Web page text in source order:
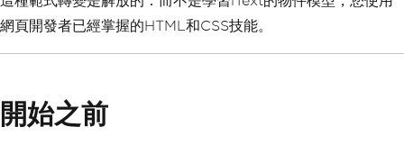
網頁開發者已經掌握的HTML和CSS技能。
開始之前